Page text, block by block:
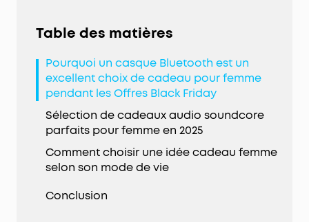
Table des matières
Pourquoi un casque Bluetooth est un
excellent choix de cadeau pour femme
pendant les Offres Black Friday
Sélection de cadeaux audio soundcore
parfaits pour femme en 2025
Comment choisir une idée cadeau femme
selon son mode de vie
Conclusion